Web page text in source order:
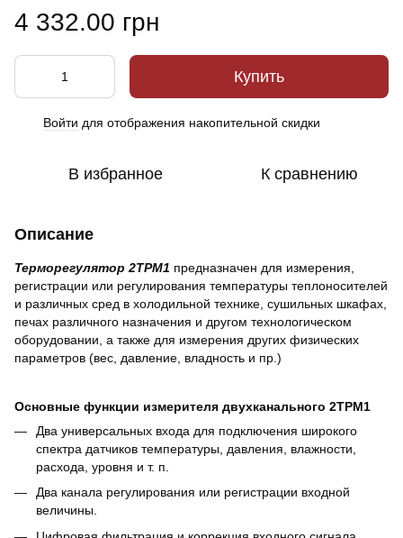
4 332.00 грн
Купить
Войти для отображения накопительной скидки
В избранное К сравнению
Описание
Терморегулятор 2ТРМ1 предназначен для измерения,
регистрации или регулирования температуры теплоносителей
и различных сред в холодильной технике, сушильных шкафах,
печах различного назначения и другом технологическом
оборудовании, а также для измерения других физических
параметров (вес, давление, владность и пр.)
Основные функции измерителя двухканального 2ТРМ1
Два универсальных входа для подключения широкого
спектра датчиков температуры, давления, влажности,
расхода, уровня и т. п.
Два канала регулирования или регистрации входной
величины.